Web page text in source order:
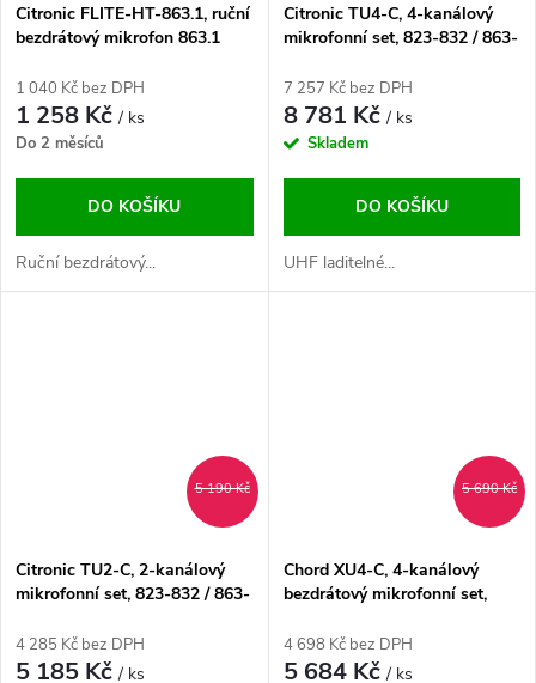
Citronic FLITE-HT-863.1, ruční
bezdrátový mikrofon 863.1
1 040 Kč bez DPH
1 258 Kč/ ks
Do 2 měsíců
DO KOŠÍKU
Ruční bezdrátový...
Citronic TU4-C, 4-kanálový
mikrofonní set, 823-832 / 863-
7 257 Kč bez DPH
8 781 Kč/ ks
Skladem
DO KOŠÍKU
UHF laditelné...
5 190 Kč
Citronic TU2-C, 2-kanálový
mikrofonní set, 823-832 / 863-
4 285 Kč bez DPH
5 185 Kč/ ks
5 690 Kč
Chord XU4-C, 4-kanálový
bezdrátový mikrofonní set,
4 698 Kč bez DPH
5 684 Kč/ ks